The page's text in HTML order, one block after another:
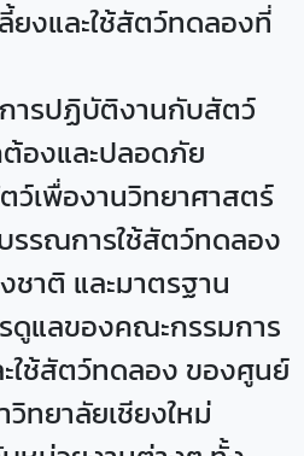
ยงและใช้สัตว์ทดลองที่
ารปฏิบัติงานกับสัตว์
องและปลอดภัย
ว์เพื่องานวิทยาศาสตร์
รรณการใช้สัตว์ทดลอง
าติ และมาตรฐาน
ดูแลของคณะกรรมการ
ใช้สัตว์ทดลอง ของศูนย์
ทยาลัยเชียงใหม่